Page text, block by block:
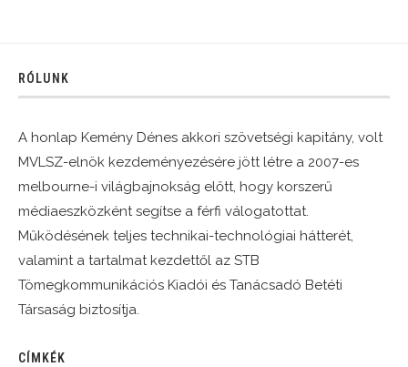
RÓLUNK
A honlap Kemény Dénes akkori szövetségi kapitány, volt
MVLSZ-elnök kezdeményezésére jött létre a 2007-es
melbourne-i világbajnokság előtt, hogy korszerű
médiaeszközként segítse a férfi válogatottat.
Működésének teljes technikai-technológiai hátterét,
valamint a tartalmat kezdettől az STB
Tömegkommunikációs Kiadói és Tanácsadó Betéti
Társaság biztosítja.
CÍMKÉK